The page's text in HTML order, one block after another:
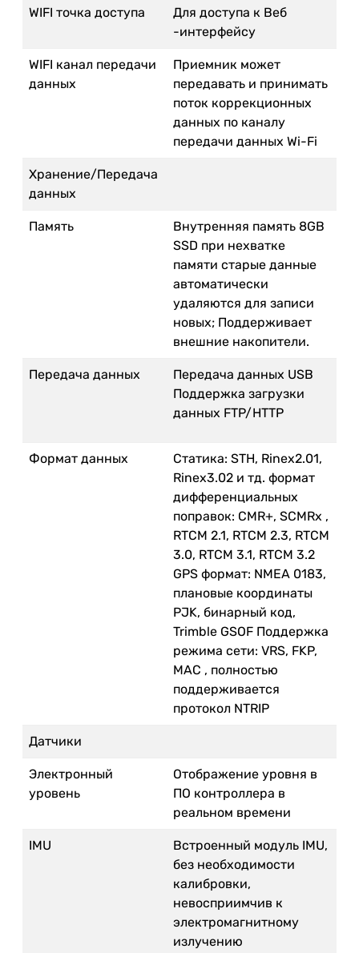
WIFI точка доступа
Для доступа к Веб
-интерфейсу
WIFI канал передачи
данных
Приемник может
передавать и принимать
поток коррекционных
данных по каналу
передачи данных Wi-Fi
Хранение/Передача
данных
Память
Внутренняя память 8GB
SSD при нехватке
памяти старые данные
автоматически
удаляются для записи
новых; Поддерживает
внешние накопители.
Передача данных
Передача данных USB
Поддержка загрузки
данных FTP/HTTP
Формат данных
Статика: STH, Rinex2.01,
Rinex3.02 и тд. формат
дифференциальных
поправок: CMR+, SCMRx ,
RTCM 2.1, RTCM 2.3, RTCM
3.0, RTCM 3.1, RTCM 3.2
GPS формат: NMEA 0183,
плановые координаты
PJK, бинарный код,
Trimble GSOF Поддержка
режима сети: VRS, FKP,
MAC , полностью
поддерживается
протокол NTRIP
Датчики
Электронный
уровень
Отображение уровня в
ПО контроллера в
реальном времени
IMU
Встроенный модуль IMU,
без необходимости
калибровки,
невосприимчив к
электромагнитному
излучению